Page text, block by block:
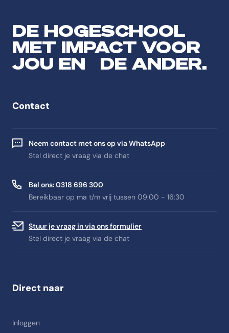
DE HOGESCHOOL
MET IMPACT VOOR
JOU EN DE ANDER.
Contact
Neem contact met ons op via WhatsApp
Stel direct je vraag via de chat
Bel ons: 0318 696 300
Bereikbaar op ma t/m vrij tussen 09:00 - 16:30
Stuur je vraag in via ons formulier
Stel direct je vraag via de chat
Direct naar
Inloggen